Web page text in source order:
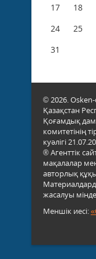
17
18
24
25
31
© 2026. Osken-
Қазақстан
Қоғамдық
комитетінің
куәлігі
® Агенттік
мақалалар
авторлық
жасалуы
Меншік иесі: